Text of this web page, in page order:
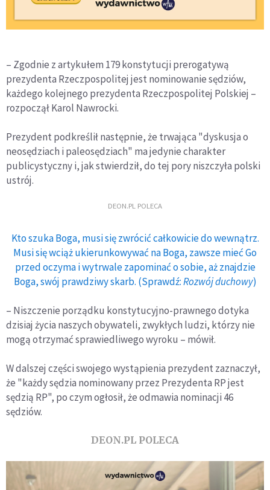
– Zgodnie z artykułem 179 konstytucji prerogatywą
prezydenta Rzeczpospolitej jest nominowanie sędziów,
każdego kolejnego prezydenta Rzeczpospolitej Polskiej –
rozpoczął Karol Nawrocki.
Prezydent podkreślił następnie, że trwająca "dyskusja o
neosędziach i paleosędziach" ma jedynie charakter
publicystyczny i, jak stwierdził, do tej pory niszczyła polski
ustrój.
DEON.PL POLECA
Kto szuka Boga, musi się zwrócić całkowicie do wewnątrz.
Musi się wciąż ukierunkowywać na Boga, zawsze mieć Go
przed oczyma i wytrwale zapominać o sobie, aż znajdzie
Boga, swój prawdziwy skarb. (Sprawdź:Rozwój duchowy)
– Niszczenie porządku konstytucyjno-prawnego dotyka
dzisiaj życia naszych obywateli, zwykłych ludzi, którzy nie
mogą otrzymać sprawiedliwego wyroku – mówił.
W dalszej części swojego wystąpienia prezydent zaznaczył,
że "każdy sędzia nominowany przez Prezydenta RP jest
sędzią RP", po czym ogłosił, że odmawia nominacji 46
sędziów.
DEON.PL POLECA